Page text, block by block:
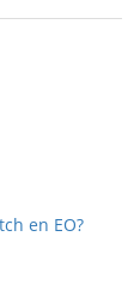
en EO?